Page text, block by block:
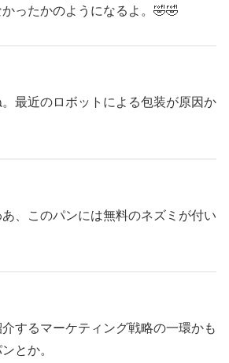
ったかのようになるよ。🤣🤣
。最近のロボットによる包装が原因か
あ、このパンには無料のネズミが付い
介するマーケティング戦略の一環かも
とか。